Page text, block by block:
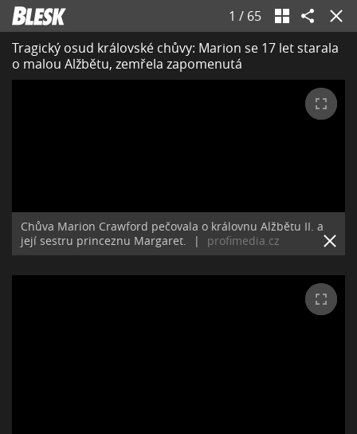
1 / 65
Tragický osud královské chůvy: Marion se 17 let starala
o malou Alžbětu, zemřela zapomenutá
Chůva Marion Crawford pečovala o královnu Alžbětu II. a
její sestru princeznu Margaret.
| profimedia.cz